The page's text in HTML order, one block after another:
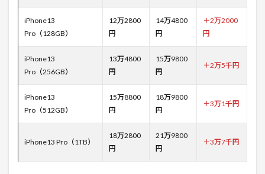
iPhone13
Pro（128GB）
12万2800
円
14万4800
円
＋2万2000
円
iPhone13
Pro（256GB）
13万4800
円
15万9800
円
＋2万5千円
iPhone13
Pro（512GB）
15万8800
円
18万9800
円
＋3万1千円
iPhone13 Pro（1TB）
18万2800
円
21万9800
円
＋3万7千円